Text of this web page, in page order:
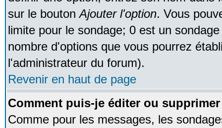
sur le boutonAjouter l'option. Vous
limite pour le sondage; 0 est un
nombre d'options que vous pourrez
l'administrateur du forum).
Revenir en haut de page
Comment puis-je éditer ou
Comme pour les messages, les